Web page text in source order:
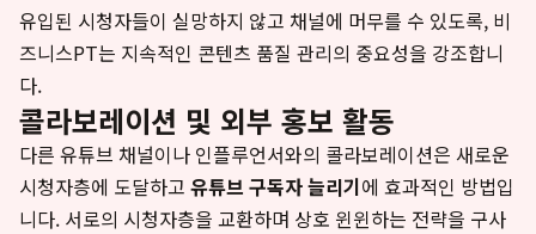
유입된 시청자들이 실망하지 않고 채널에 머무를 수 있도록, 비
즈니스PT는 지속적인 콘텐츠 품질 관리의 중요성을 강조합니
다.
콜라보레이션 및 외부 홍보 활동
다른 유튜브 채널이나 인플루언서와의 콜라보레이션은 새로운
시청자층에 도달하고 유튜브 구독자 늘리기에 효과적인 방법입
니다. 서로의 시청자층을 교환하며 상호 윈윈하는 전략을 구사